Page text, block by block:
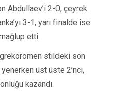
Abdullaev’i 2-0, çeyrek
3-1, yarı finalde ise
etti.
stildeki son
üst üste 2’nci,
kazandı.